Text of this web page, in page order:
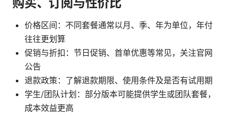
价格区间：不同套餐通常以月、季、年为单位，年付
往往更划算
促销与折扣：节日促销、首单优惠等常见，关注官网
公告
退款政策：了解退款期限、使用条件及是否有试用期
学生/团队计划：部分版本可能提供学生或团队套餐，
成本效益更高